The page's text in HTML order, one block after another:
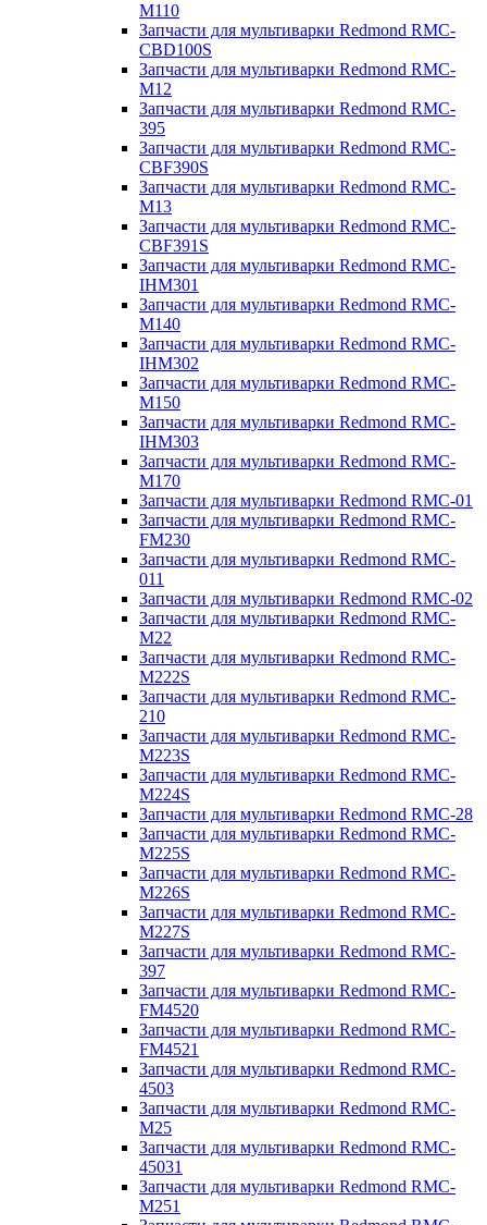
M110
Запчасти для мультиварки Redmond RMC-
CBD100S
Запчасти для мультиварки Redmond RMC-
M12
Запчасти для мультиварки Redmond RMC-
395
Запчасти для мультиварки Redmond RMC-
CBF390S
Запчасти для мультиварки Redmond RMC-
M13
Запчасти для мультиварки Redmond RMC-
CBF391S
Запчасти для мультиварки Redmond RMC-
IHM301
Запчасти для мультиварки Redmond RMC-
M140
Запчасти для мультиварки Redmond RMC-
IHM302
Запчасти для мультиварки Redmond RMC-
M150
Запчасти для мультиварки Redmond RMC-
IHM303
Запчасти для мультиварки Redmond RMC-
M170
Запчасти для мультиварки Redmond RMC-01
Запчасти для мультиварки Redmond RMC-
FM230
Запчасти для мультиварки Redmond RMC-
011
Запчасти для мультиварки Redmond RMC-02
Запчасти для мультиварки Redmond RMC-
M22
Запчасти для мультиварки Redmond RMC-
M222S
Запчасти для мультиварки Redmond RMC-
210
Запчасти для мультиварки Redmond RMC-
M223S
Запчасти для мультиварки Redmond RMC-
M224S
Запчасти для мультиварки Redmond RMC-28
Запчасти для мультиварки Redmond RMC-
M225S
Запчасти для мультиварки Redmond RMC-
M226S
Запчасти для мультиварки Redmond RMC-
M227S
Запчасти для мультиварки Redmond RMC-
397
Запчасти для мультиварки Redmond RMC-
FM4520
Запчасти для мультиварки Redmond RMC-
FM4521
Запчасти для мультиварки Redmond RMC-
4503
Запчасти для мультиварки Redmond RMC-
M25
Запчасти для мультиварки Redmond RMC-
45031
Запчасти для мультиварки Redmond RMC-
M251